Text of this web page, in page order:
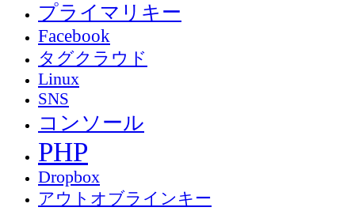
プライマリキー
Facebook
タグクラウド
Linux
SNS
コンソール
PHP
Dropbox
アウトオブラインキー